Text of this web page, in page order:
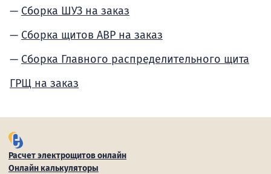
Сборка ШУЗ на заказ
Сборка щитов АВР на заказ
Сборка Главного распределительного щита
ГРЩ на заказ
Расчет электрощитов онлайн
Онлайн калькуляторы